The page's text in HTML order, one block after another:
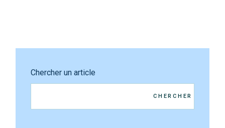
Chercher un article
CHERCHER